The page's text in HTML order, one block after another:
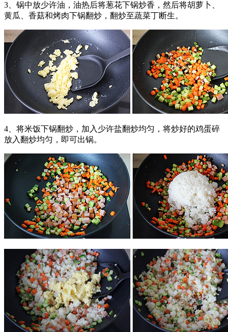
3、锅中放少许油，油热后将葱花下锅炒香，然后将胡萝卜、
黄瓜、香菇和烤肉下锅翻炒，翻炒至蔬菜丁断生。
4、将米饭下锅翻炒，加入少许盐翻炒均匀，将炒好的鸡蛋碎
放入翻炒均匀，即可出锅。